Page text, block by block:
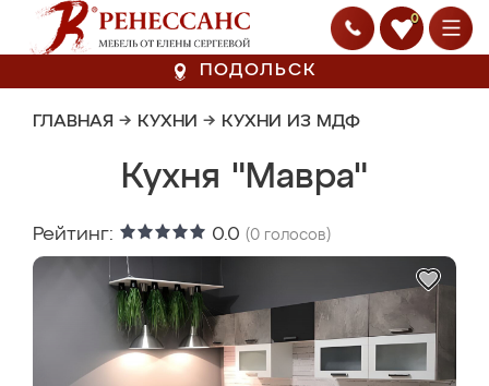
0
ПОДОЛЬСК
ГЛАВНАЯ → КУХНИ → КУХНИ ИЗ МДФ
Кухня "Мавра"
Рейтинг: 0.0 (0 голосов)